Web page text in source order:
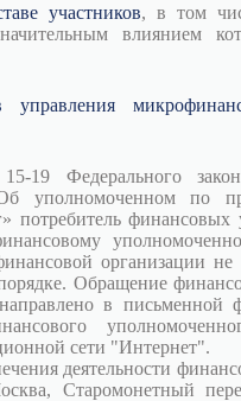
участников, в том
влиянием
управления
19 Федерального
по
потребитель финансовых
организации
Обращение
в письменной
сети "Интернет".
деятельности
Старомонетный